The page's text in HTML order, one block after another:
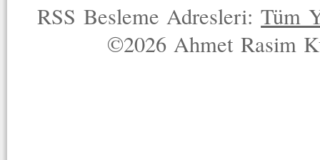
RSS Besleme Adresleri:Tüm
©2026 Ahmet Rasim